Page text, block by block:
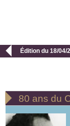
 Édition du 18/04/
 80 ans du